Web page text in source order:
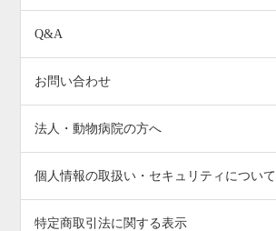
Q&A
お問い合わせ
法人・動物病院の方へ
個人情報の取扱い・セキュリティについて
特定商取引法に関する表示